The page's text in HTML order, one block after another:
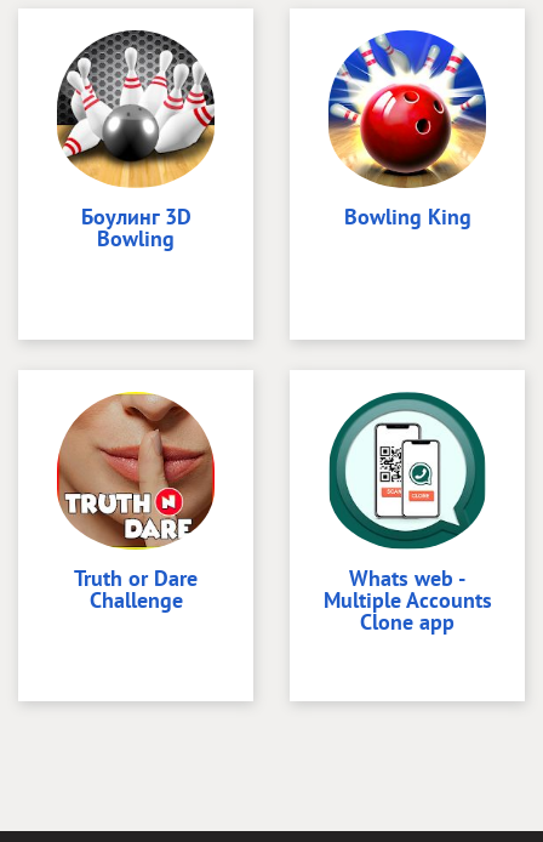
Боулинг 3D
Bowling
Bowling King
Truth or Dare
Challenge
Whats web -
Multiple Accounts
Clone app